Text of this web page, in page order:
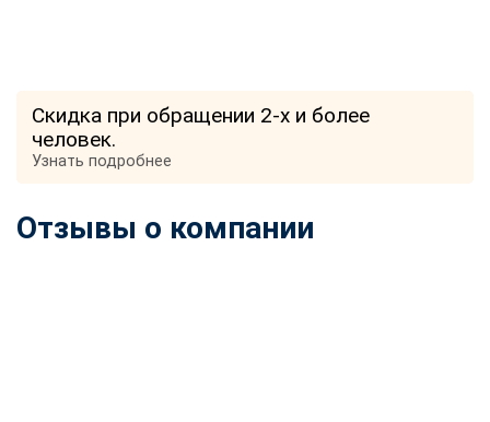
Скидка при обращении 2-х и более
человек.
Узнать подробнее
Отзывы о компании